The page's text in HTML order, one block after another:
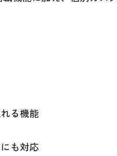
る機能
も対応